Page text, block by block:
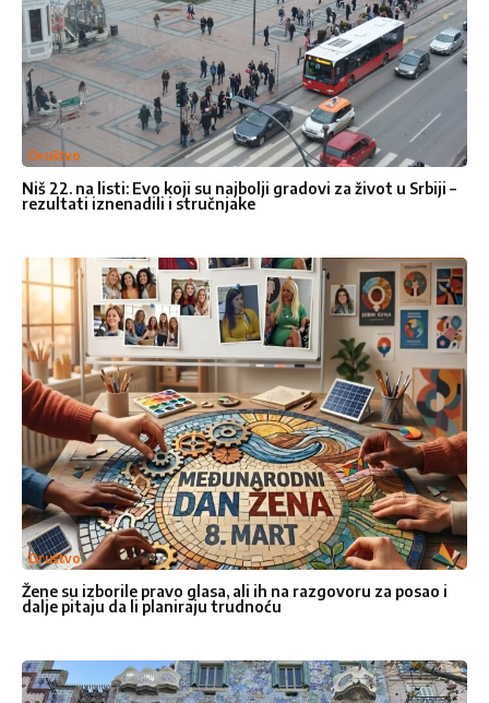
Ime
Prezime
Email adresa*
Broje telefona
Naslov*
Vaša poruka*
Ocenite nas
Društvo
Niš 22. na listi: Evo koji su najbolji gradovi za život u Srbiji –
rezultati iznenadili i stručnjake
Društvo
Žene su izborile pravo glasa, ali ih na razgovoru za posao i
dalje pitaju da li planiraju trudnoću